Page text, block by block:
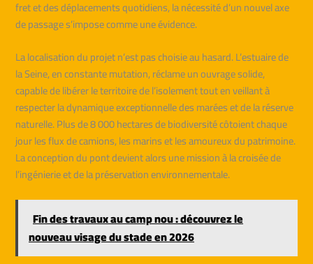
fret et des déplacements quotidiens, la nécessité d’un nouvel axe
de passage s’impose comme une évidence.
La localisation du projet n’est pas choisie au hasard. L’estuaire de
la Seine, en constante mutation, réclame un ouvrage solide,
capable de libérer le territoire de l’isolement tout en veillant à
respecter la dynamique exceptionnelle des marées et de la réserve
naturelle. Plus de 8 000 hectares de biodiversité côtoient chaque
jour les flux de camions, les marins et les amoureux du patrimoine.
La conception du pont devient alors une mission à la croisée de
l’ingénierie et de la préservation environnementale.
Fin des travaux au camp nou : découvrez le
nouveau visage du stade en 2026